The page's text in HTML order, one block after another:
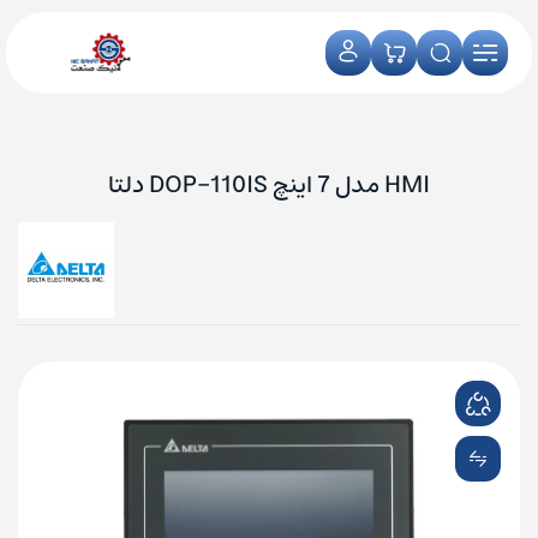
HMI مدل 7 اینچ DOP-110IS دلتا